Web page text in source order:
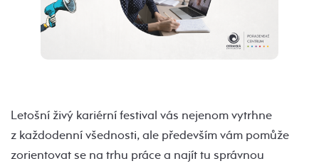
Letošní živý kariérní festival vás nejenom vytrhne
z každodenní všednosti, ale především vám pomůže
zorientovat se na trhu práce a najít tu správnou